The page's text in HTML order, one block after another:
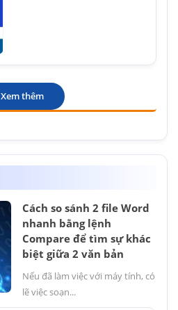
Xem thêm
Cách so sánh 2 file Word
nhanh bằng lệnh
Compare để tìm sự khác
biệt giữa 2 văn bản
Nếu đã làm việc với máy tính, có
lẽ việc soạn...